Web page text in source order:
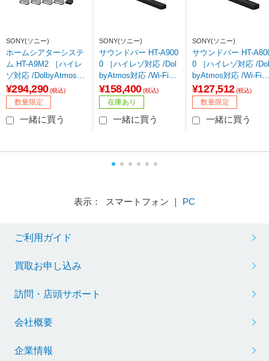
SONY(ソニー)
ホームシアターシステ
ム HT-A9M2 ［ハイレ
ゾ対応 /DolbyAtmos対
応 /4.0ch /Wi-Fi対応 /B
luetooth対応］
¥294,290 (税込)
数量限定
一緒に買う
SONY(ソニー)
サウンドバー HT-A900
0 ［ハイレゾ対応 /Dol
byAtmos対応 /Wi-Fi対
応 /Bluetooth対応］
¥158,400 (税込)
在庫あり
一緒に買う
SONY(ソニー)
サウンドバー HT-A800
0 ［ハイレゾ対応 /Dol
byAtmos対応 /Wi-Fi対
応 /Bluetooth対応］
¥127,512 (税込)
数量限定
一緒に買う
表示： スマートフォン ｜ PC
ご利用ガイド
買取お申し込み
訪問・店頭サポート
会社概要
企業情報